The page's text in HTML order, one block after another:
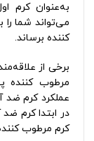
به‌عنوان کرم
می‌تواند شما
کننده برساند.
برخی از
مرطوب کننده
عملکرد کرم ضد
در ابتدا کرم
کرم مرطوب